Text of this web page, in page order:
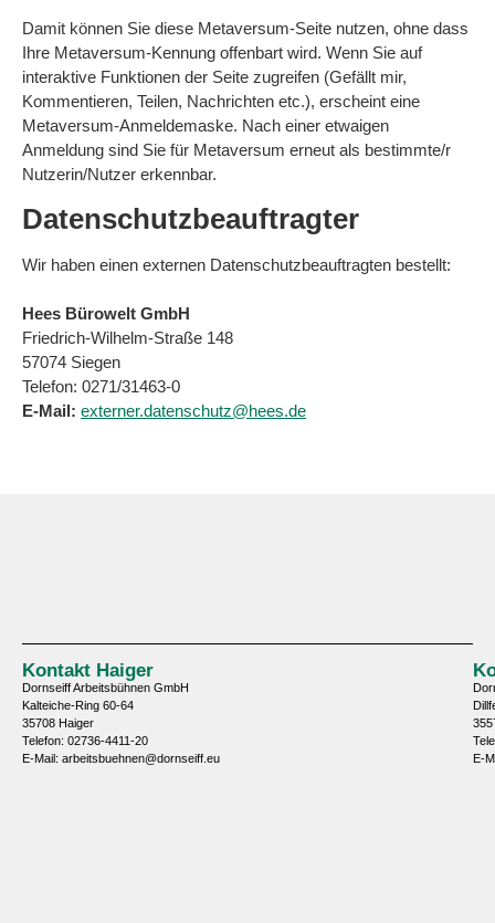
Damit können Sie diese Metaversum-Seite nutzen, ohne dass
Ihre Metaversum-Kennung offenbart wird. Wenn Sie auf
interaktive Funktionen der Seite zugreifen (Gefällt mir,
Kommentieren, Teilen, Nachrichten etc.), erscheint eine
Metaversum-Anmeldemaske. Nach einer etwaigen
Anmeldung sind Sie für Metaversum erneut als bestimmte/r
Nutzerin/Nutzer erkennbar.
Datenschutzbeauftragter
Wir haben einen externen Datenschutzbeauftragten bestellt:
Hees Bürowelt GmbH
Friedrich-Wilhelm-Straße 148
57074 Siegen
Telefon: 0271/31463-0
E-Mail: externer.datenschutz@hees.de
Kontakt Haiger
Dornseiff Arbeitsbühnen GmbH
Kalteiche-Ring 60-64
35708 Haiger
Telefon: 02736-4411-20
E-Mail: arbeitsbuehnen@dornseiff.eu
E-